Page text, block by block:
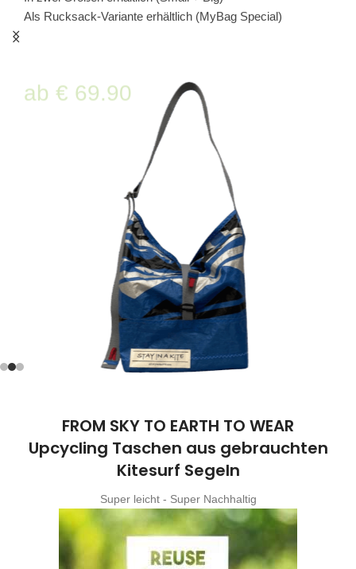
riesengroß - superleicht
FROM SKY TO EARTH TO WEAR
Upcycling Taschen aus gebrauchten
Kitesurf Segeln
Super leicht - Super Nachhaltig